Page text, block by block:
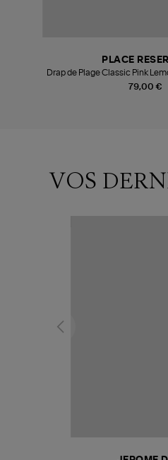
79,00 €
PLACE
Drap de Plage Classic Pink
VOS